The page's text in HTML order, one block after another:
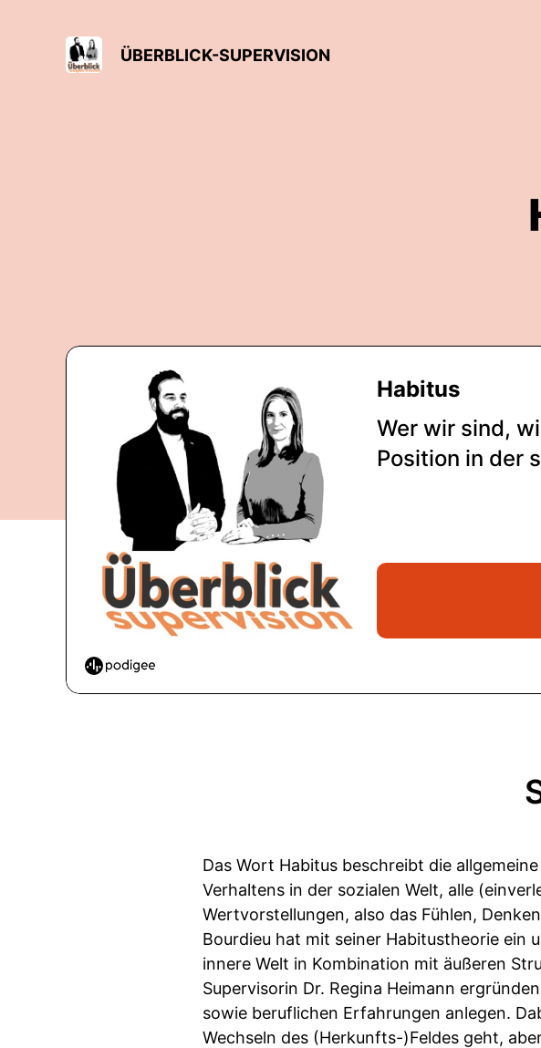
ÜBERBLICK-SUPERVISION
Das Wort Habitus beschreibt die
Verhaltens in der sozialen Welt, alle
Wertvorstellungen, also das Fühlen,
Bourdieu hat mit seiner Habitustheorie ein
innere Welt in Kombination mit äußeren
Supervisorin Dr. Regina Heimann
sowie beruflichen Erfahrungen anlegen.
Wechseln des (Herkunfts-)Feldes geht,